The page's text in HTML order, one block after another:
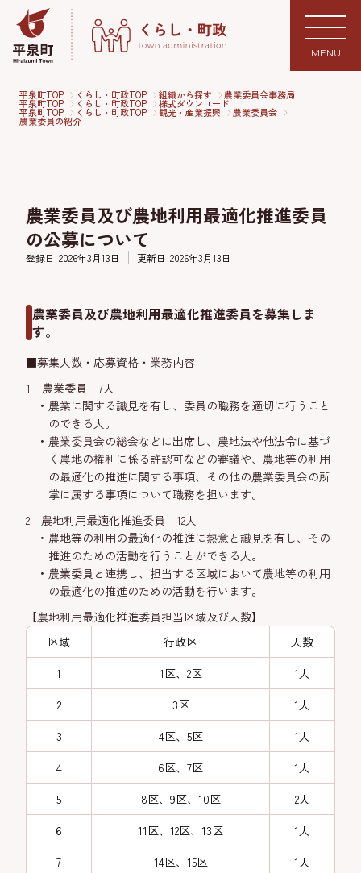
MENU
平泉町TOP くらし・町政TOP 組織から探す 農業委員会事務局
平泉町TOP くらし・町政TOP 様式ダウンロード
平泉町TOP くらし・町政TOP 観光・産業振興 農業委員会
農業委員の紹介
農業委員及び農地利用最適化推進委員
の公募について
登録日 2026年3月13日 更新日 2026年3月13日
農業委員及び農地利用最適化推進委員を募集しま
す。
■募集人数・応募資格・業務内容
1 農業委員 7人
農業に関する識見を有し、委員の職務を適切に行うこと
のできる人。
農業委員会の総会などに出席し、農地法や他法令に基づ
く農地の権利に係る許認可などの審議や、農地等の利用
の最適化の推進に関する事項、その他の農業委員会の所
掌に属する事項について職務を担います。
2 農地利用最適化推進委員 12人
農地等の利用の最適化の推進に熱意と識見を有し、その
推進のための活動を行うことができる人。
農業委員と連携し、担当する区域において農地等の利用
の最適化の推進のための活動を行います。
【農地利用最適化推進委員担当区域及び人数】
区域
行政区
人数
1
1区、2区
1人
2
3区
1人
3
4区、5区
1人
4
6区、7区
1人
5
8区、9区、10区
2人
6
11区、12区、13区
1人
7
14区、15区
1人